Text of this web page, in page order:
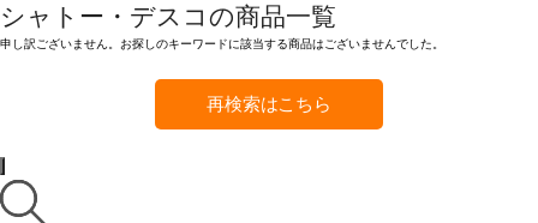
シャトー・デスコの商品一覧
申し訳ございません。お探しのキーワードに該当する商品はございませんでした。
再検索はこちら